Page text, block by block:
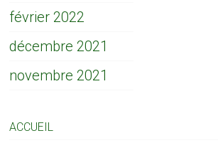
février 2022
décembre 2021
novembre 2021
ACCUEIL